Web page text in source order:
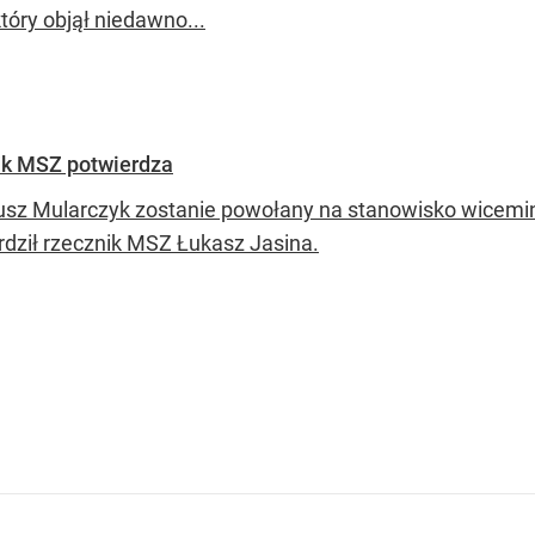
objął niedawno...
MSZ potwierdza
Mularczyk zostanie powołany na stanowisko
rzecznik MSZ Łukasz Jasina.